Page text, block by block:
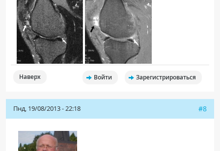
Наверх Войти Зарегистрироваться
Пнд, 19/08/2013 - 22:18 #8